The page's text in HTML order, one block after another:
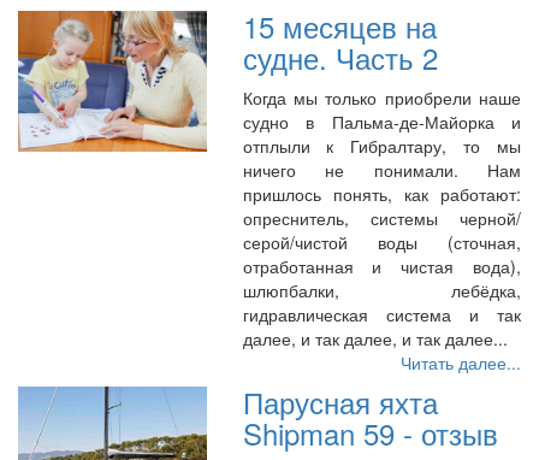
15 месяцев на
судне. Часть 2
Когда мы только приобрели наше
судно в Пальма-де-Майорка и
отплыли к Гибралтару, то мы
ничего не понимали. Нам
пришлось понять, как работают:
опреснитель, системы черной/
серой/чистой воды (сточная,
отработанная и чистая вода),
шлюпбалки, лебёдка,
гидравлическая система и так
далее, и так далее, и так далее...
Читать далее...
Парусная яхта
Shipman 59 - отзыв